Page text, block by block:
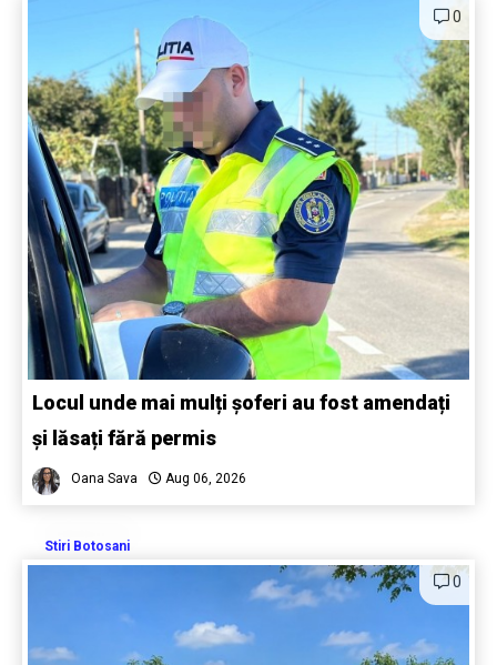
0
Locul unde mai mulți șoferi au fost amendați
și lăsați fără permis
Oana Sava Aug 06, 2026
Stiri Botosani
0